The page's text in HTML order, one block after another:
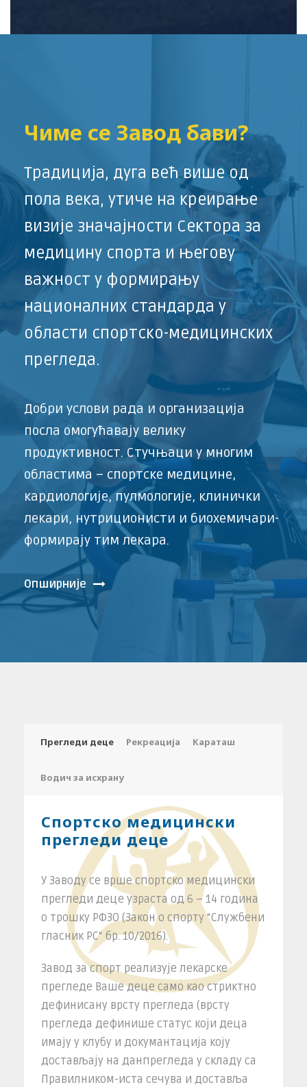
Чиме се Завод бави?
Традиција, дуга већ више од
пола века, утиче на креирање
визије значајности Сектора за
медицину спорта и његову
важност у формирању
националних стандарда у
области спортско-медицинских
прегледа.
Добри услoви рада и организација
посла омогућавају велику
продуктивност. Стучњаци у многим
областима – спортске медицине,
кардиологије, пулмологије, клинички
лекари, нутриционисти и биохемичари-
формирају тим лекара.
Опширније
Прегледи деце Рекреација Караташ
Водич за исхрану
Спортско медицински
прегледи деце
У Заводу се врше спортско медицински
прегледи деце узраста од 6 – 14 година
о трошку РФЗО (Закон о спорту “Службени
гласник РС“ бр. 10/2016).
Завод за спорт реализује лекарске
прегледе Ваше деце само као стриктно
дефинисану врсту прегледа (врсту
прегледа дефинише статус који деца
имају у клубу и докумантација коју
достављају на данпрегледа у складу са
Правилником-иста сечува и доставља